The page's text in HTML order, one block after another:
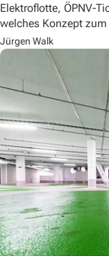
Elektroflotte, ÖPNV-
welches Konzept
Jürgen Walk